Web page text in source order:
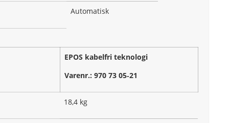
Automatisk
EPOS kabelfri teknologi
Varenr.: 970 73 05‑21
18,4 kg